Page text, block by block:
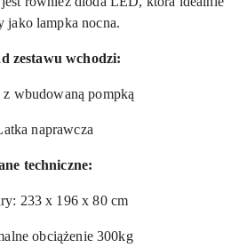
jako lampka nocna.
zestawu wchodzi:
z wbudowaną pompką
naprawcza
techniczne:
233 x 196 x 80 cm
obciążenie 300kg